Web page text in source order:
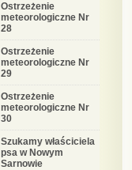
Ostrzeżenie
meteorologiczne Nr
28
Ostrzeżenie
meteorologiczne Nr
29
Ostrzeżenie
meteorologiczne Nr
30
Szukamy właściciela
psa w Nowym
Sarnowie